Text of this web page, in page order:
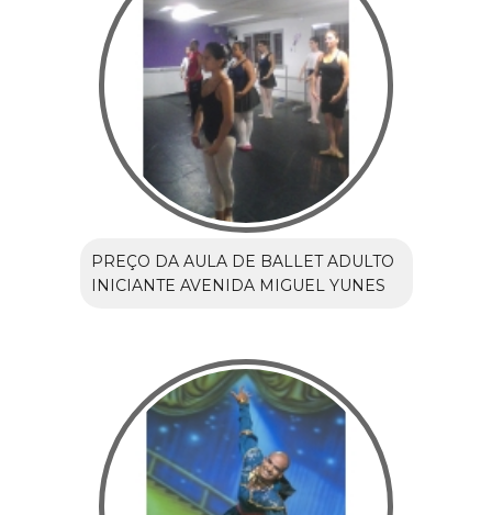
PREÇO DA AULA DE BALLET ADULTO
INICIANTE AVENIDA MIGUEL YUNES